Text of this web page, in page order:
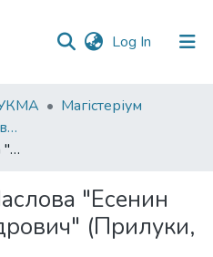
Log In (current)
Магістеріум
Вип. 61. Літературознавчі студії
Лекція Василя Маслова "Есенин Сергей Александрович" (Прилуки, 1927)
"Есенин
(Прилуки,